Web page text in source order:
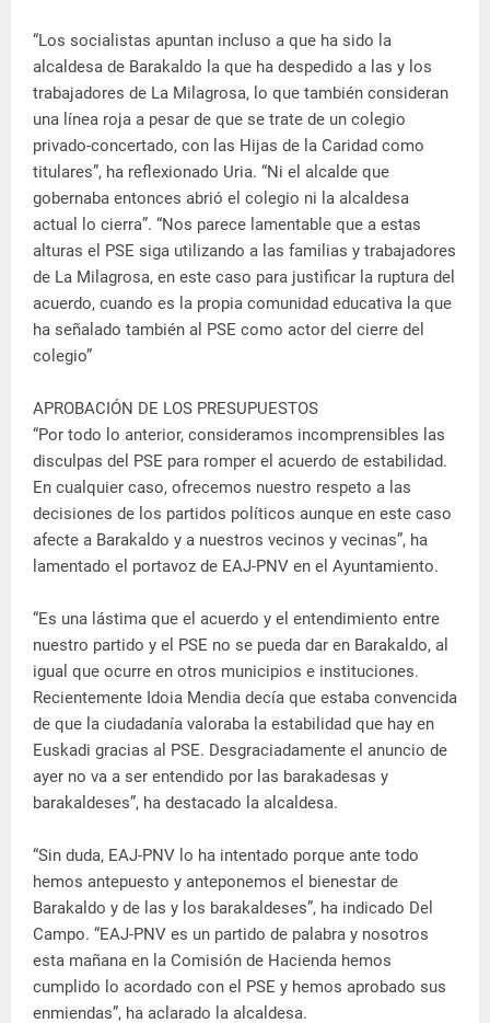
“Los socialistas apuntan incluso a que ha sido la
alcaldesa de Barakaldo la que ha despedido a las y los
trabajadores de La Milagrosa, lo que también consideran
una línea roja a pesar de que se trate de un colegio
privado-concertado, con las Hijas de la Caridad como
titulares”, ha reflexionado Uria. “Ni el alcalde que
gobernaba entonces abrió el colegio ni la alcaldesa
actual lo cierra”. “Nos parece lamentable que a estas
alturas el PSE siga utilizando a las familias y trabajadores
de La Milagrosa, en este caso para justificar la ruptura del
acuerdo, cuando es la propia comunidad educativa la que
ha señalado también al PSE como actor del cierre del
colegio”
APROBACIÓN DE LOS PRESUPUESTOS
“Por todo lo anterior, consideramos incomprensibles las
disculpas del PSE para romper el acuerdo de estabilidad.
En cualquier caso, ofrecemos nuestro respeto a las
decisiones de los partidos políticos aunque en este caso
afecte a Barakaldo y a nuestros vecinos y vecinas”, ha
lamentado el portavoz de EAJ-PNV en el Ayuntamiento.
“Es una lástima que el acuerdo y el entendimiento entre
nuestro partido y el PSE no se pueda dar en Barakaldo, al
igual que ocurre en otros municipios e instituciones.
Recientemente Idoia Mendia decía que estaba convencida
de que la ciudadanía valoraba la estabilidad que hay en
Euskadi gracias al PSE. Desgraciadamente el anuncio de
ayer no va a ser entendido por las barakadesas y
barakaldeses”, ha destacado la alcaldesa.
“Sin duda, EAJ-PNV lo ha intentado porque ante todo
hemos antepuesto y anteponemos el bienestar de
Barakaldo y de las y los barakaldeses”, ha indicado Del
Campo. “EAJ-PNV es un partido de palabra y nosotros
esta mañana en la Comisión de Hacienda hemos
cumplido lo acordado con el PSE y hemos aprobado sus
enmiendas”, ha aclarado la alcaldesa.